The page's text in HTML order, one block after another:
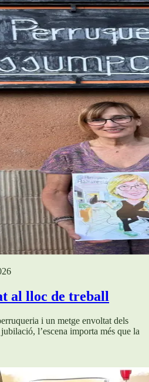
al lloc de treball
i un metge envoltat dels
l’escena importa més que la